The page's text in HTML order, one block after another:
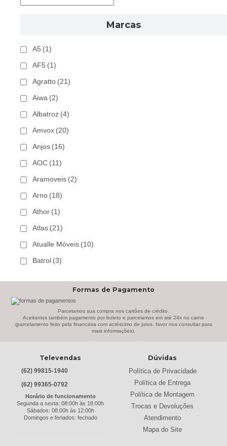
Marcas
A5 (1)
AF5 (1)
Agratto (21)
Aiwa (2)
Albatroz (4)
Amvox (20)
Anjos (16)
AOC (11)
Aramoveis (2)
Arno (18)
Athor (1)
Atlas (21)
Atualle Móveis (10)
Batrol (3)
Bem Estar Clima (2)
Bem Estar Estofados (3)
Bertolini (2)
Best (9)
Braslar (6)
Formas de Pagamento
Parcelamos sua compra nos cartões de crédito.
Aceitamos também pagamento por boleto e parcelamos em até 24x no carne
(parcelamento feito pela financeira com acréscimo de juros, favor nos consultar para
mais informações).
Televendas
(62) 99815-1940
(62) 99365-0792
Horário de funcionamento
Segunda a sexta: 08:00h às 18:00h
Sábados: 08:00h às 12:00h
Domingos e feriados: fechado
Dúvidas
Política de Privacidade
Política de Entrega
Política de Montagem
Trocas e Devoluções
Atendimento
Mapa do Site